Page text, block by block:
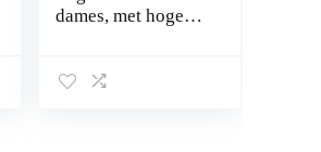
dames, met hoge
workout legging